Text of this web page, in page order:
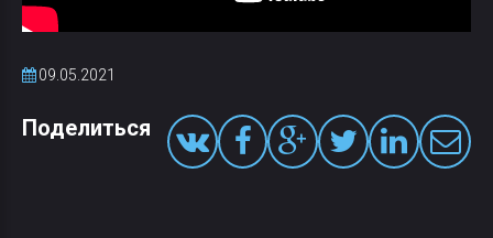
09.05.2021
Поделиться